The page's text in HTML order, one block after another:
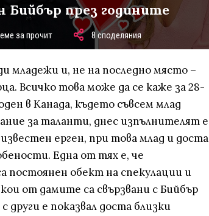
през годините
за прочит 8 споделяния
младежи и, не на последно място –
Всичко това може да се каже за 28-
в Канада, където съвсем млад
за таланти, днес изпълнителят е
ерген, при това млад и доста
Една от тях е, че
обект на спекулации и
от дамите са свързвани с Бийбър
други е показвал доста близки